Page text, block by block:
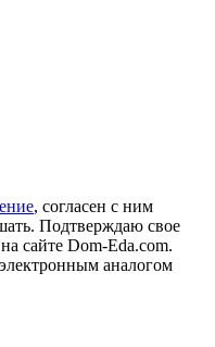
, согласен с ним
Подтверждаю свое
сайте Dom-Eda.com.
аналогом